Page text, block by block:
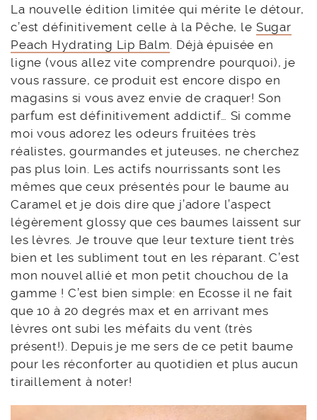
La nouvelle édition limitée qui mérite le détour,
c’est définitivement celle à la Pêche, le Sugar
Peach Hydrating Lip Balm . Déjà épuisée en
ligne (vous allez vite comprendre pourquoi), je
vous rassure, ce produit est encore dispo en
magasins si vous avez envie de craquer! Son
parfum est définitivement addictif… Si comme
moi vous adorez les odeurs fruitées très
réalistes, gourmandes et juteuses, ne cherchez
pas plus loin. Les actifs nourrissants sont les
mêmes que ceux présentés pour le baume au
Caramel et je dois dire que j’adore l’aspect
légèrement glossy que ces baumes laissent sur
les lèvres. Je trouve que leur texture tient très
bien et les subliment tout en les réparant. C’est
mon nouvel allié et mon petit chouchou de la
gamme ! C’est bien simple: en Ecosse il ne fait
que 10 à 20 degrés max et en arrivant mes
lèvres ont subi les méfaits du vent (très
présent!). Depuis je me sers de ce petit baume
pour les réconforter au quotidien et plus aucun
tiraillement à noter!